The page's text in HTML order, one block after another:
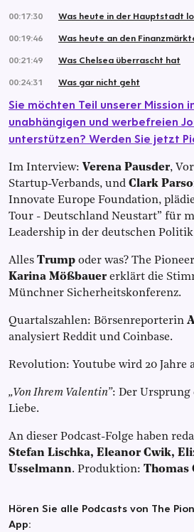
00:17:30
Was heute in der Hauptstadt
00:19:46
Was heute an den
00:21:49
Was Chelsea überrascht hat
00:24:31
Was gar nicht geht
Sie möchten Teil unserer Mission
unabhängigen und werbefreien
unterstützen? Werden Sie jetzt
Im Interview: Verena Pausder,
Startup-Verbands, und Clark
Innovate Europe Foundation,
Tour - Deutschland Neustart” für
Leadership in der deutschen
Alles Trump oder was? The
Karina Mößbauererklärt die
Münchner Sicherheitskonferenz.
Quartalszahlen: Börsenreporterin
analysiert Reddit und Coinbase.
Revolution: Youtube wird 20 Jahre
„Von Ihrem Valentin”: Der Ursprung
Liebe.
An dieser Podcast-Folge haben
Stefan Lischka, Eleanor Cwik,
Usselmann. Produktion: Thomas
Hören Sie alle Podcasts von The
App: